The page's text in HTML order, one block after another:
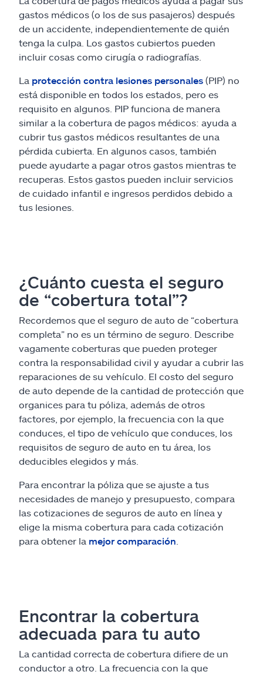
gastos médicos (o los de sus pasajeros) después
de un accidente, independientemente de quién
tenga la culpa. Los gastos cubiertos pueden
incluir cosas como cirugía o radiografías.
La protección contra lesiones personales (PIP) no
está disponible en todos los estados, pero es
requisito en algunos. PIP funciona de manera
similar a la cobertura de pagos médicos: ayuda a
cubrir tus gastos médicos resultantes de una
pérdida cubierta. En algunos casos, también
puede ayudarte a pagar otros gastos mientras te
recuperas. Estos gastos pueden incluir servicios
de cuidado infantil e ingresos perdidos debido a
tus lesiones.
¿Cuánto cuesta el seguro
de “cobertura total”?
Recordemos que el seguro de auto de “cobertura
completa” no es un término de seguro. Describe
vagamente coberturas que pueden proteger
contra la responsabilidad civil y ayudar a cubrir las
reparaciones de su vehículo. El costo del seguro
de auto depende de la cantidad de protección que
organices para tu póliza, además de otros
factores, por ejemplo, la frecuencia con la que
conduces, el tipo de vehículo que conduces, los
requisitos de seguro de auto en tu área, los
deducibles elegidos y más.
Para encontrar la póliza que se ajuste a tus
necesidades de manejo y presupuesto, compara
las cotizaciones de seguros de auto en línea y
elige la misma cobertura para cada cotización
para obtener la mejor comparación
Encontrar la cobertura
adecuada para tu auto
La cantidad correcta de cobertura difiere de un
conductor a otro. La frecuencia con la que